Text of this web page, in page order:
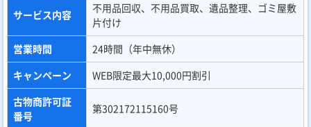
サービス内容
不用品回収、不用品買取、遺品整理、ゴミ屋敷
片付け
営業時間
24時間（年中無休）
キャンペーン
WEB限定最大10,000円割引
古物商許可証
番号
第302172115160号